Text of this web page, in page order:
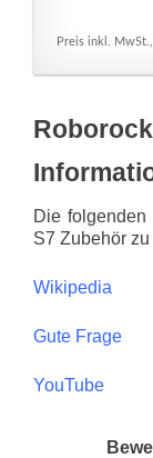
Preis inkl.
Die
S7 Zubehör
Wikipedia
Gute Frage
YouTube